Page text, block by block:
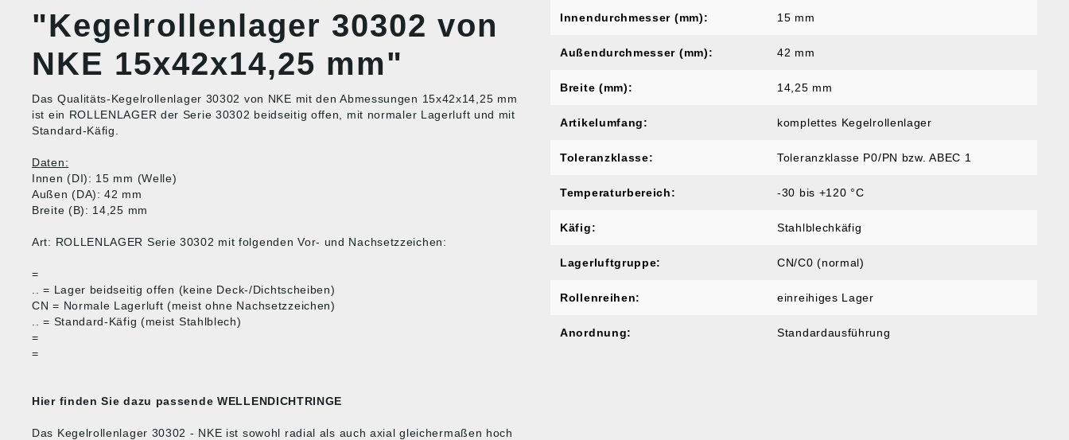
"Kegelrollenlager 30302 von
NKE 15x42x14,25 mm"
Das Qualitäts-Kegelrollenlager 30302 von NKE mit den Abmessungen 15x42x14,25 mm
ist ein ROLLENLAGER der Serie 30302 beidseitig offen, mit normaler Lagerluft und mit
Standard-Käfig.
Daten:
Innen (DI): 15 mm (Welle)
Außen (DA): 42 mm
Breite (B): 14,25 mm
Art: ROLLENLAGER Serie 30302 mit folgenden Vor- und Nachsetzzeichen:
=
.. = Lager beidseitig offen (keine Deck-/Dichtscheiben)
CN = Normale Lagerluft (meist ohne Nachsetzzeichen)
.. = Standard-Käfig (meist Stahlblech)
=
=
Hier finden Sie dazu passende WELLENDICHTRINGE
Das Kegelrollenlager 30302 - NKE ist sowohl radial als auch axial gleichermaßen hoch
Innendurchmesser (mm): 15 mm
Außendurchmesser (mm): 42 mm
Breite (mm): 14,25 mm
Artikelumfang: komplettes Kegelrollenlager
Toleranzklasse: Toleranzklasse P0/PN bzw. ABEC 1
Temperaturbereich: -30 bis +120 °C
Käfig: Stahlblechkäfig
Lagerluftgruppe: CN/C0 (normal)
Rollenreihen: einreihiges Lager
Anordnung: Standardausführung